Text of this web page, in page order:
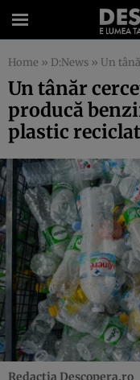
Home » D:News » Un tânăr
Un tânăr
producă
plastic reciclat
Redactia Descopera.ro